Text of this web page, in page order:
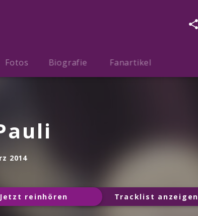
Fotos Biografie Fanartikel
2014
Jetzt reinhören Tracklist anzeigen